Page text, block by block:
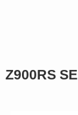
Z900RS SE